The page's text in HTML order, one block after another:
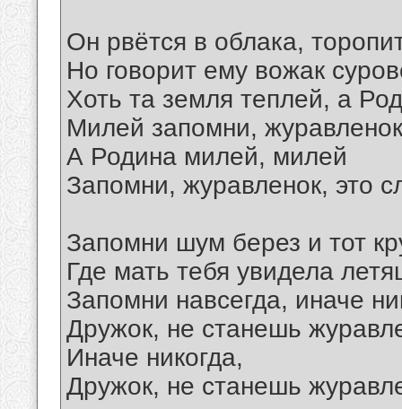
Он рвётся в облака,
Но говорит ему вожак
Хоть та земля теплей, а
Милей запомни,
А Родина милей, милей
Запомни, журавленок, это
Запомни шум берез и тот
Где мать тебя увидела
Запомни навсегда, иначе
Дружок, не станешь
Иначе никогда,
Дружок, не станешь